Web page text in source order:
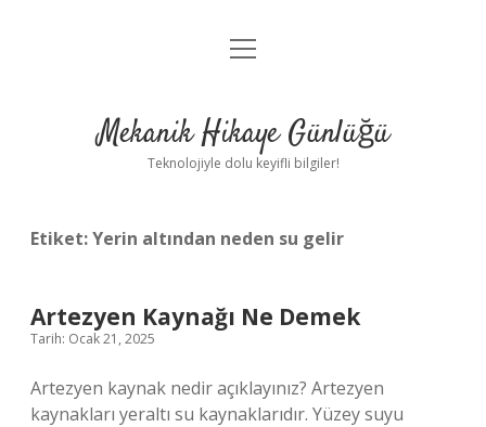
Anasayfa
Yasal Uyarı
menüyü
Mekanik Hikaye Günlüğü
Teknolojiyle dolu keyifli bilgiler!
Etiket:Yerin altından neden su gelir
Artezyen Kaynağı Ne Demek
Tarih: Ocak 21, 2025
Artezyen kaynak nedir açıklayınız? Artezyen
kaynakları yeraltı su kaynaklarıdır. Yüzey suyu